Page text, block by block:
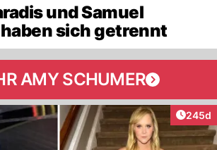
und Samuel
sich getrennt
AMY SCHUMER
245d